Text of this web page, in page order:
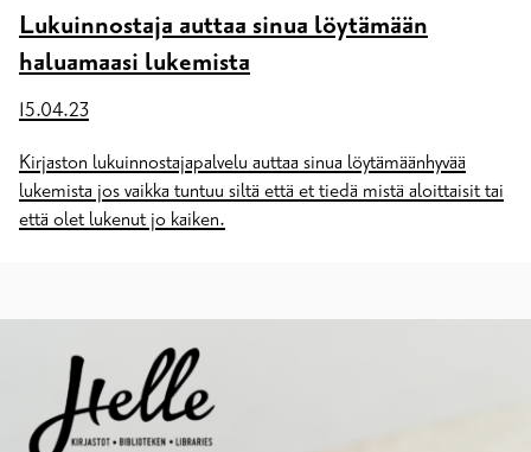
Lukuinnostaja auttaa sinua löytämään
haluamaasi lukemista
15.04.23
Kirjaston lukuinnostajapalvelu auttaa sinua löytämäänhyvää
lukemista jos vaikka tuntuu siltä että et tiedä mistä aloittaisit tai
että olet lukenut jo kaiken.